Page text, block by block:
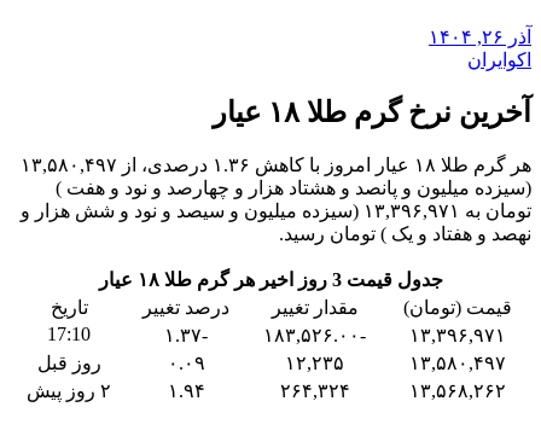
آذر ۲۶, ۱۴۰۴
اکوایران
آخرین نرخ گرم طلا ۱۸ عیار
هر گرم طلا ۱۸ عیار امروز با کاهش ۱.۳۶ درصدی، از ۱۳,۵۸۰,۴۹۷
(سیزده میلیون و پانصد و هشتاد هزار و چهارصد و نود و هفت )
تومان به ۱۳,۳۹۶,۹۷۱ (سیزده میلیون و سیصد و نود و شش هزار و
نهصد و هفتاد و یک ) تومان رسید.
جدول قیمت 3 روز اخیر هر گرم طلا ۱۸ عیار
قیمت (تومان)
مقدار تغییر درصد تغییر
تاریخ
۱۳,۳۹۶,۹۷۱
-۱۸۳,۵۲۶.۰۰ -۱.۳۷
17:10
۱۳,۵۸۰,۴۹۷
۱۲,۲۳۵ ۰.۰۹
روز قبل
۱۳,۵۶۸,۲۶۲
۲۶۴,۳۲۴ ۱.۹۴ ۲ روز پیش